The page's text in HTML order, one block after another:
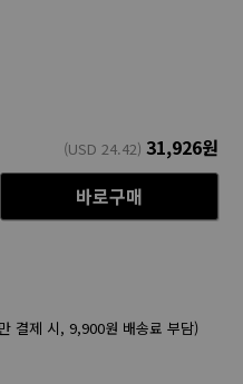
(USD24.42) 31,926원
바로구매
결제 시, 9,900원 배송료 부담)